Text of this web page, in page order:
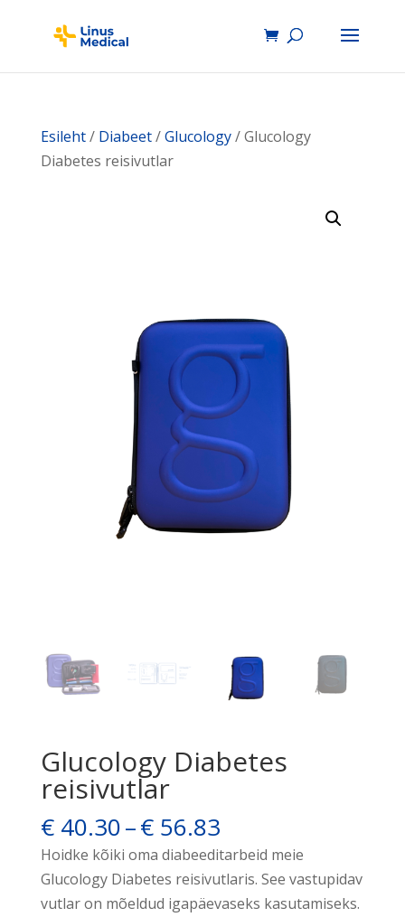
Esileht/ Diabeet/Glucology/ Glucology
Diabetes reisivutlar
Glucology Diabetes
reisivutlar
€40.30–€56.83Hinnavahemik:
€ 40.30
kuni
€ 56.83
Hoidke kõiki oma diabeeditarbeid meie
Glucology Diabetes reisivutlaris. See vastupidav
vutlar on mõeldud igapäevaseks kasutamiseks.